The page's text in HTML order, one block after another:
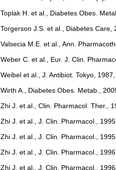
Toplak H. et al., Diabetes Obes.
Torgerson J.S. et al., Diabetes Care,
Valsecia M.E. et al., Ann.
Weber C. et al., Eur. J. Clin.
Weibel et al., J. Antibiot. Tokyo, 1987,
Wirth A., Diabetes Obes. Metab.,
Zhi J. et al., Clin. Pharmacol. Ther.,
Zhi J. et al., J. Clin. Pharmacol.,
Zhi J. et al., J. Clin. Pharmacol.,
Zhi J. et al., J. Clin. Pharmacol.,
Zhi J. et al., J. Clin. Pharmacol.,